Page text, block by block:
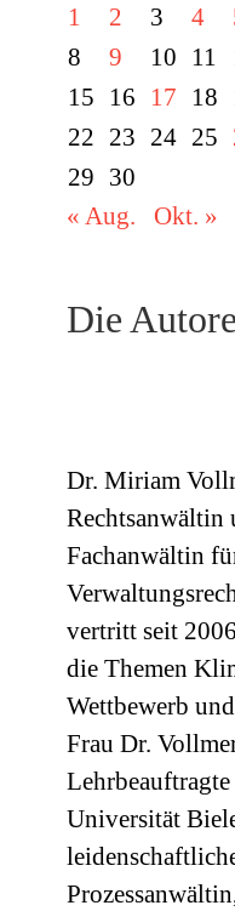
1
2 3 4
8
9 10 11
15
16 17 18
22 23 24 25
29 30
« Aug.
Okt. »
Die
Dr. Miriam
Rechtsanwältin
Fachanwältin
vertritt seit
die Themen
Wettbewerb
Frau Dr.
Lehrbeauftragte
Universität